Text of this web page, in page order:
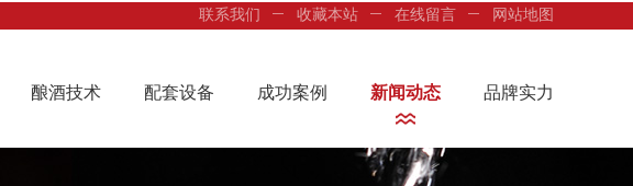
联系我们 收藏本站 在线留言 网站地图
酿酒技术 配套设备 成功案例 新闻动态 品牌实力